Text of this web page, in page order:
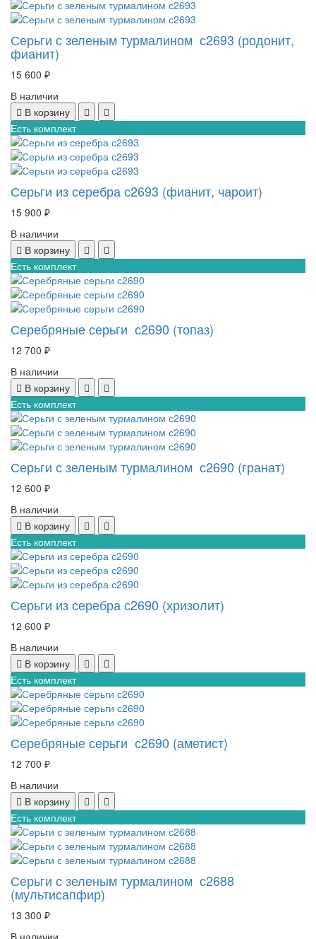
Серьги с зеленым турмалином с2693 (родонит,
фианит)
15 600 ₽
В наличии
В корзину
Есть комплект
Серьги из серебра с2693 (фианит, чароит)
15 900 ₽
В наличии
В корзину
Есть комплект
Серебряные серьги с2690 (топаз)
12 700 ₽
В наличии
В корзину
Есть комплект
Серьги с зеленым турмалином с2690 (гранат)
12 600 ₽
В наличии
В корзину
Есть комплект
Серьги из серебра с2690 (хризолит)
12 600 ₽
В наличии
В корзину
Есть комплект
Серебряные серьги с2690 (аметист)
12 700 ₽
В наличии
В корзину
Есть комплект
Серьги с зеленым турмалином с2688
(мультисапфир)
13 300 ₽
В наличии